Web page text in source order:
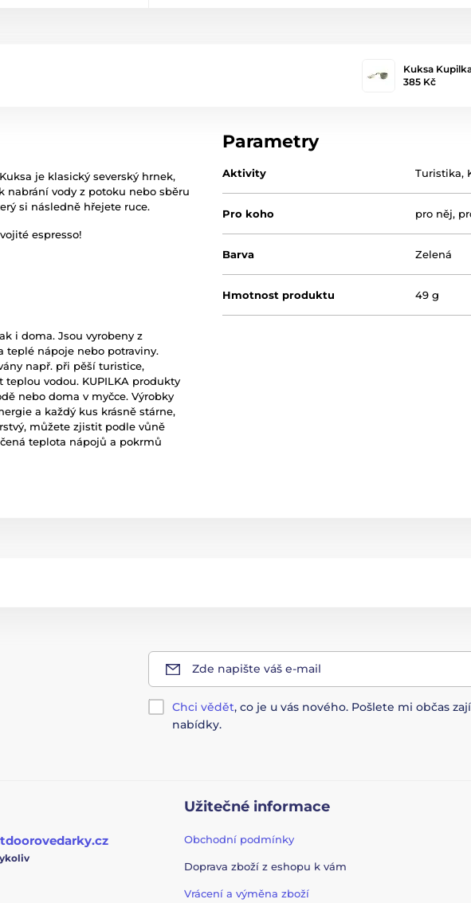
Kuksa
385 Kč
je klasický severský hrnek,
nabrání vody z potoku nebo sběru
si následně hřejete ruce.
espresso!
i doma. Jsou vyrobeny z
teplé nápoje nebo potraviny.
např. při pěší turistice,
vodou. KUPILKA produkty
nebo doma v myčce. Výrobky
a každý kus krásně stárne,
můžete zjistit podle vůně
teplota nápojů a pokrmů
Parametry
Aktivity Turistika,
Pro koho pro něj,
Barva Zelená
Hmotnost produktu 49 g
Zde napište váš e-mail
Chci vědět, co je u vás nového. Pošlete mi občas
nabídky.
Užitečné informace
Obchodní podmínky
Doprava zboží z eshopu k vám
Vrácení a výměna zboží